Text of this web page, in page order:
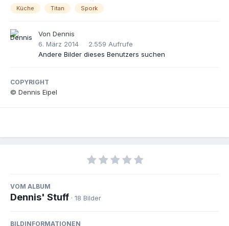
Küche Titan Spork
Von Dennis
6. März 2014
2.559 Aufrufe
Andere Bilder dieses Benutzers suchen
COPYRIGHT
© Dennis Eipel
VOM ALBUM
Dennis' Stuff · 18 Bilder
BILDINFORMATIONEN